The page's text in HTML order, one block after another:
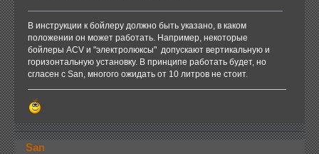
В инструкции к бойлеру должно быть указано, в каком
положении он может работать. Например, некоторые
бойлеры ACV и "электролюксы" допускают вертикальную и
горизонтальную установку. В принципе работать будет, но
сгласен с San, многого ожидать от 10 литров не стоит.
San